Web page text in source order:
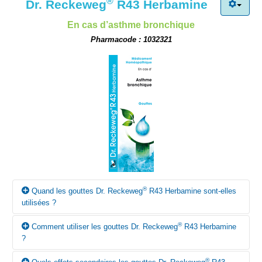
Dr. Reckeweg R43 Herbamine
En cas d’asthme bronchique
Pharmacode : 1032321
Quand les gouttes Dr. Reckeweg®R43 Herbamine sont-elles
utilisées ?
Selon la conception homéopathique, les gouttes Dr. Reckeweg®
R43 Herbamine peuvent être utilisées en cas d’asthme
bronchique.
Comment utiliser les gouttes Dr. Reckeweg®R43 Herbamine
?
®